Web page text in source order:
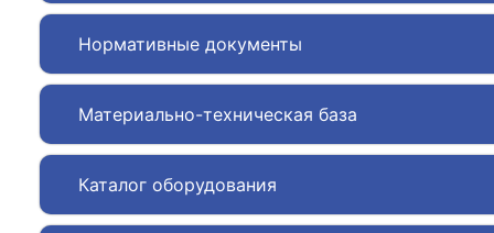
Нормативные документы
Материально-техническая база
Каталог оборудования